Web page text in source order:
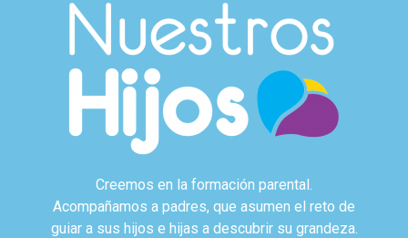
Creemos en la formación parental.
Acompañamos a padres, que asumen el reto de
guiar a sus hijos e hijas a descubrir su grandeza.